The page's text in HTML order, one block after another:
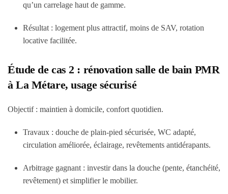
qu’un carrelage haut de gamme.
Résultat : logement plus attractif, moins de SAV, rotation
locative facilitée.
Étude de cas 2 : rénovation salle de bain PMR
à La Métare, usage sécurisé
Objectif : maintien à domicile, confort quotidien.
Travaux : douche de plain-pied sécurisée, WC adapté,
circulation améliorée, éclairage, revêtements antidérapants.
Arbitrage gagnant : investir dans la douche (pente, étanchéité,
revêtement) et simplifier le mobilier.